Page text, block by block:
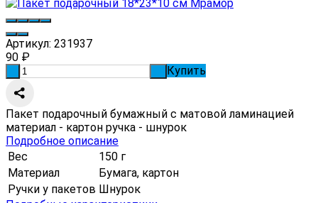
Артикул: 231937
90 ₽
Купить
Пакет подарочный бумажный с матовой ламинацией
материал - картон ручка - шнурок
Подробное описание
Вес
150 г
Материал
Бумага, картон
Ручки у пакетов Шнурок